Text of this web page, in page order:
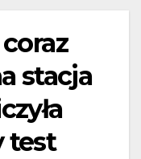
stacja
test